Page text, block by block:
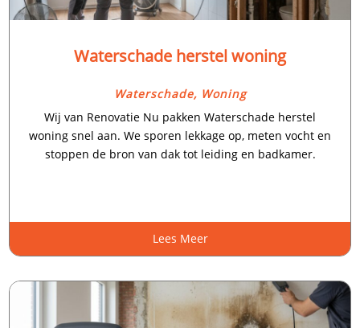
Waterschade herstel woning
Waterschade, Woning
Wij van Renovatie Nu pakken Waterschade herstel
woning snel aan.​ We sporen lekkage op, meten vocht en
stoppen de bron van dak tot leiding en badkamer.​
Lees Meer